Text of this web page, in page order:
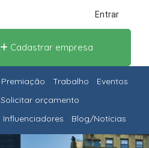
Entrar
Cadastrar empresa
Premiação Trabalho
Eventos
Solicitar orçamento
Influenciadores Blog/Notícias